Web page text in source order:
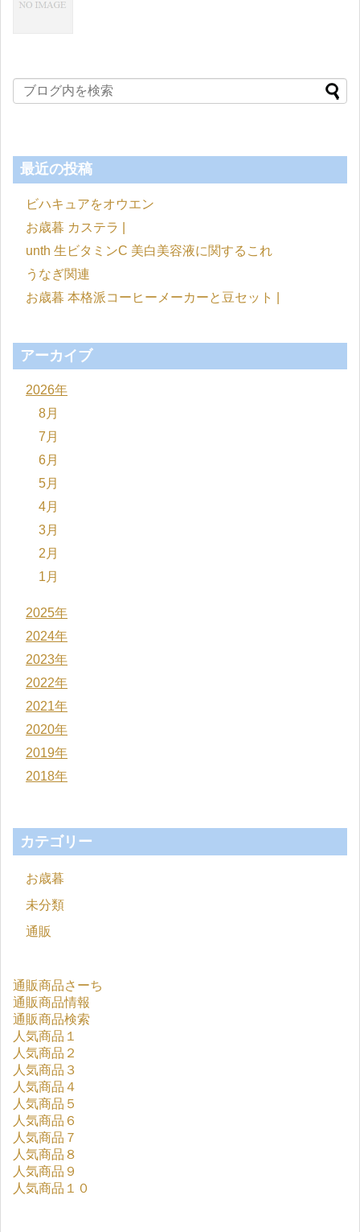
最近の投稿
ビハキュアをオウエン
お歳暮 カステラ |
unth 生ビタミンC 美白美容液に関するこれ
うなぎ関連
お歳暮 本格派コーヒーメーカーと豆セット |
アーカイブ
2026年
8月
7月
6月
5月
4月
3月
2月
1月
2025年
2024年
2023年
2022年
2021年
2020年
2019年
2018年
カテゴリー
お歳暮
未分類
通販
通販商品さーち
通販商品情報
通販商品検索
人気商品１
人気商品２
人気商品３
人気商品４
人気商品５
人気商品６
人気商品７
人気商品８
人気商品９
人気商品１０